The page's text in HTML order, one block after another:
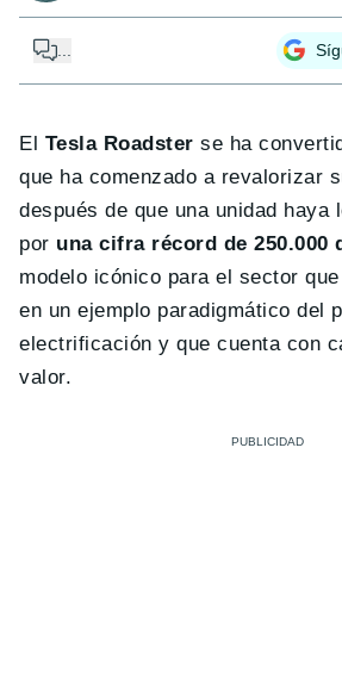
El Tesla Roadster se ha
que ha comenzado a revalorizar
después de que una unidad haya
por una cifra récord de 250.000
modelo icónico para el sector
en un ejemplo paradigmático del
electrificación y que cuenta con
valor.